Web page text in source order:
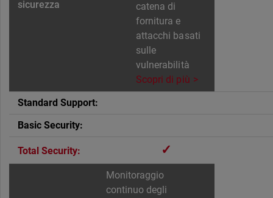
catena di
fornitura e
attacchi basati
sulle
vulnerabilità
Scopri di più
✓
Monitoraggio
continuo degli